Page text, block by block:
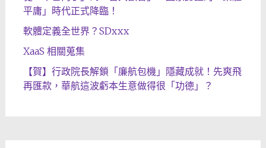
平庸」時代正式降臨！
軟體定義全世界？SDxxx
XaaS 相關蒐集
【賀】行政院長解鎖「廉航包機」隱藏成就！先爽飛
再匯款，華航這波虧本生意做得很「功德」？